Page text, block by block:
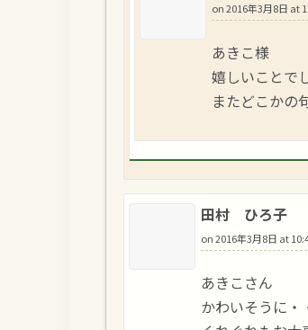
on2016年3月8日 at
あきこ様
嬉しいことで
またどこかの
田村 ひろ子
on2016年3月8日 at
あきこさん
かわいそうに・